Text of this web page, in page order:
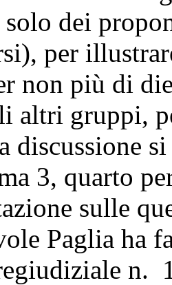
dei
per
non più di
altri gruppi,
discussione
3, quarto
sulle
Paglia ha
n.